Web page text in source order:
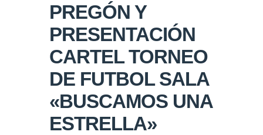
PREGÓN Y
PRESENTACIÓN
CARTEL TORNEO
DE FUTBOL SALA
«BUSCAMOS UNA
ESTRELLA»